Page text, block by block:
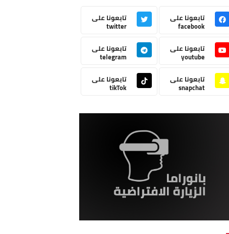
تابعونا على
facebook
تابعونا على
twitter
تابعونا على
youtube
تابعونا على
telegram
تابعونا على
snapchat
تابعونا على
tikTok